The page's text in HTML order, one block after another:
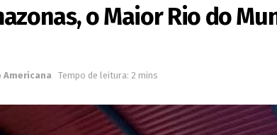
o Maior Rio do
Americana Tempo de leitura: 2 mins